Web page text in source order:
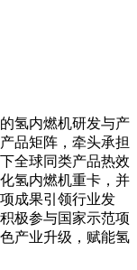
氢内燃机研发与产
品矩阵，牵头承担
全球同类产品热效
氢内燃机重卡，并
成果引领行业发
极参与国家示范项
产业升级，赋能氢